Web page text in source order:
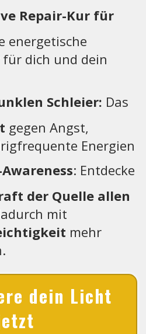
Repair-Kur für
energetische
für dich und dein
Schleier: Das
gegen Angst,
Energien
: Entdecke
der Quelle allen
mit
mehr
dein Licht